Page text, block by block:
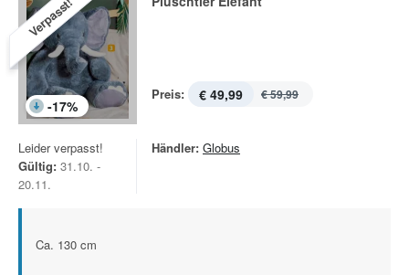
Verpasst!
-17%
Preis: € 49,99 € 59,99
Leider verpasst!
Gültig: 31.10. -
20.11.
Händler: Globus
Ca. 130 cm